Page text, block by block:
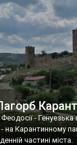
-
на Карантинному
частині міста.